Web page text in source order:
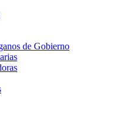
de Gobierno